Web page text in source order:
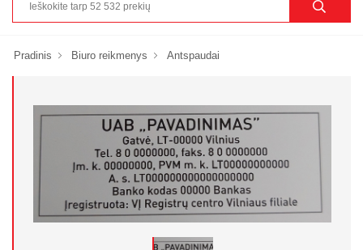
Pradinis Biuro reikmenys Antspaudai